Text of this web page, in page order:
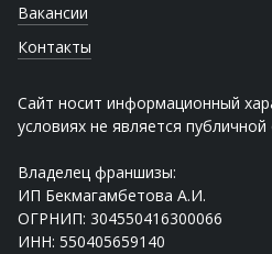
Вакансии
Контакты
Сайт носит информационный
условиях не является
Владелец франшизы:
ИП Бекмагамбетова А.И.
ОГРНИП: 304550416300066
ИНН: 550405659140